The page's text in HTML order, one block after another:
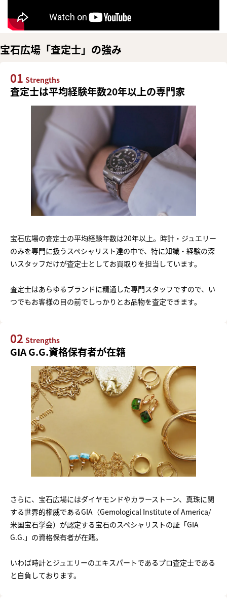
宝石広場「査定士」の強み
01 Strengths
査定士は平均経験年数20年以上の専門家
宝石広場の査定士の平均経験年数は20年以上。時計・ジュエリー
のみを専門に扱うスペシャリスト達の中で、特に知識・経験の深
いスタッフだけが査定士としてお買取りを担当しています。
査定士はあらゆるブランドに精通した専門スタッフですので、い
つでもお客様の目の前でしっかりとお品物を査定できます。
02 Strengths
GIA G.G.資格保有者が在籍
さらに、宝石広場にはダイヤモンドやカラーストーン、真珠に関
する世界的権威であるGIA（Gemological Institute of America/
米国宝石学会）が認定する宝石のスペシャリストの証「GIA
G.G.」の資格保有者が在籍。
いわば時計とジュエリーのエキスパートであるプロ査定士である
と自負しております。